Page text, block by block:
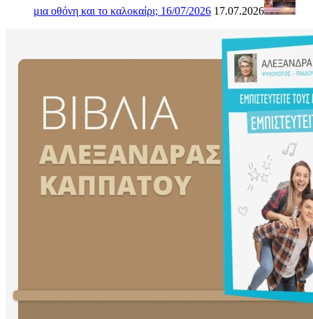
μια οθόνη και το καλοκαίρι; 16/07/2026 17.07.2026